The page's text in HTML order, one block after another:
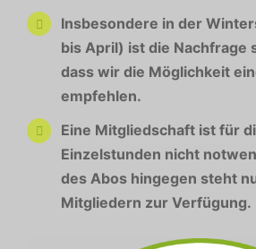
Insbesondere in der
bis April) ist die Nachfrage
dass wir die Möglichkeit
empfehlen.
Eine Mitgliedschaft ist für
Einzelstunden nicht
des Abos hingegen steht
Mitgliedern zur Verfügung.